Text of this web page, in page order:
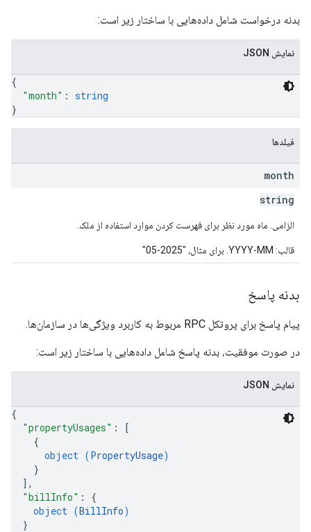
بدنه درخواست شامل داده‌هایی با ساختار زیر است:
نمایش JSON
{
"month" : string
}
فیلدها
month
string
الزامی. ماه مورد نظر برای فهرست کردن موارد استفاده از ملک.
قالب: YYYY-MM. برای مثال، "2025-05"
بدنه پاسخ
پیام پاسخ برای پروتکل RPC مربوط به کاربرد ویژگی‌ها در سازمان‌ها.
در صورت موفقیت، بدنه پاسخ شامل داده‌هایی با ساختار زیر است:
نمایش JSON
{
"propertyUsages" :
[
{
object (PropertyUsage)
}
] ,
"billInfo" : {
object (BillInfo)
}